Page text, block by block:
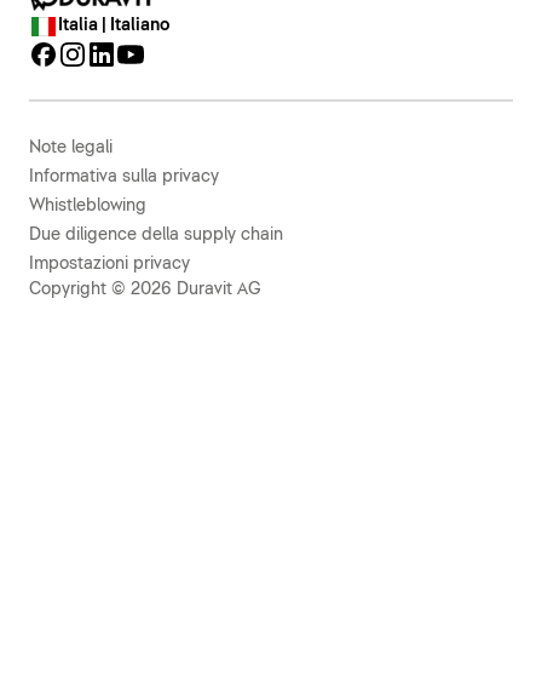
Italia | Italiano
Note legali
Informativa sulla privacy
Whistleblowing
Due diligence della supply chain
Impostazioni privacy
Copyright © 2026 Duravit AG